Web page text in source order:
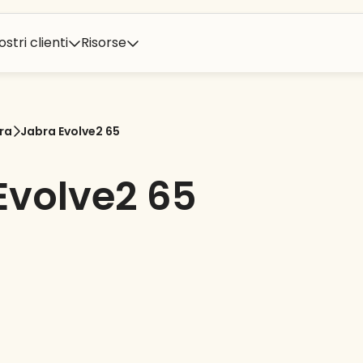
clienti Risorse
Jabra Evolve2 65
65